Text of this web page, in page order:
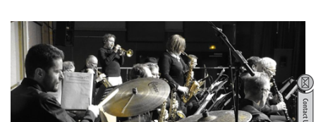
Accéder
contenu
principal